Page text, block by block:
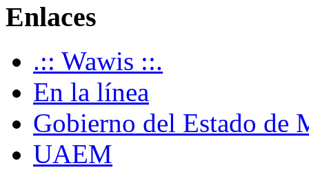
Enlaces
.:: Wawis ::.
En la línea
Gobierno del Estado de
UAEM